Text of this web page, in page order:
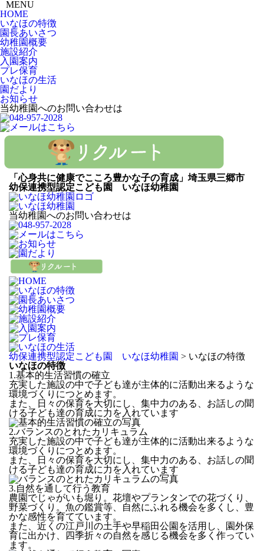
MENU
HOME
いなほの特徴
園長あいさつ
幼稚園概要
施設紹介
入園案内
プレ保育
いなほの生活
園だより
お知らせ
当幼稚園へのお問い合わせは
「心身共に健康でこころ豊かな子の育成」埼玉県三郷市
幼保連携型認定こども園 いなほ幼稚園
当幼稚園へのお問い合わせは
幼保連携型認定こども園 いなほ幼稚園 > いなほの特徴
いなほの特徴
1.基本的生活習慣の確立
充実した施設の中で子ども達が主体的に活動出来るような
環境づくりにつとめます。
また、日々の保育を大切にし、集中力のある、お話しの聞
ける子ども達の育成に力を入れています
2.バランスのとれたカリキュラム
充実した施設の中で子ども達が主体的に活動出来るような
環境づくりにつとめます。
また、日々の保育を大切にし、集中力のある、お話しの聞
ける子ども達の育成に力を入れています
3.自然を通して行う教育
農園でじゃがいも堀り。花壇やプランタンでの花づくり、
野菜づくり。魚の鑑賞等、自然にふれる機会を多くし、豊
かな感性を育てています。
また、近くの江戸川の土手や早稲田公園を活用し、園外保
育に出かけ、四季折々の自然を感じる機会を多く作ってい
ます。